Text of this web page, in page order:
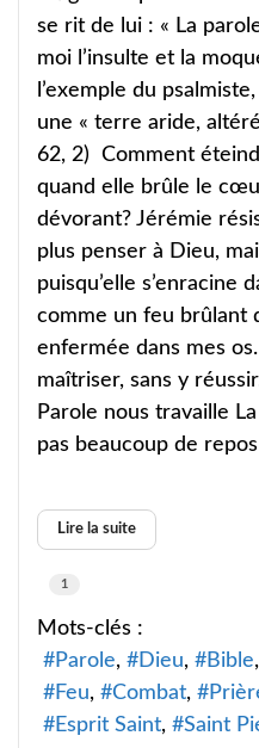
se rit de lui : « La
moi l’insulte et la
l’exemple du
une « terre aride,
62, 2) Comment
quand elle brûle le
dévorant? Jérémie
plus penser à Dieu,
puisqu’elle s’enracine
comme un feu brûlant
enfermée dans mes os.
maîtriser, sans y
Parole nous travaille
pas beaucoup de
Lire la suite
1
Mots-clés :
Parole
Dieu Bible
Feu
Combat
Esprit Saint
Saint